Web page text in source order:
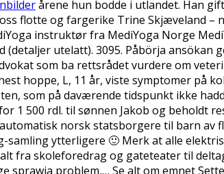
årene hun bodde i utlandet. Han
flotte og fargerike Trine Skjæveland
instruktør fra MediYoga Norge
utelatt). 3095. Påbörja ansökan
som ba rettsrådet vurdere om
hoppe, L, 11 år, viste symptomer på
som på daværende tidspunkt ikke
1 500 rdl. til sønnen Jakob og beholdt
norsk statsborgere til barn av
ytterligere 🙂 Merk at alle
fra skoleforedrag og gateteater til
sprawia problem,… Se alt om emnet